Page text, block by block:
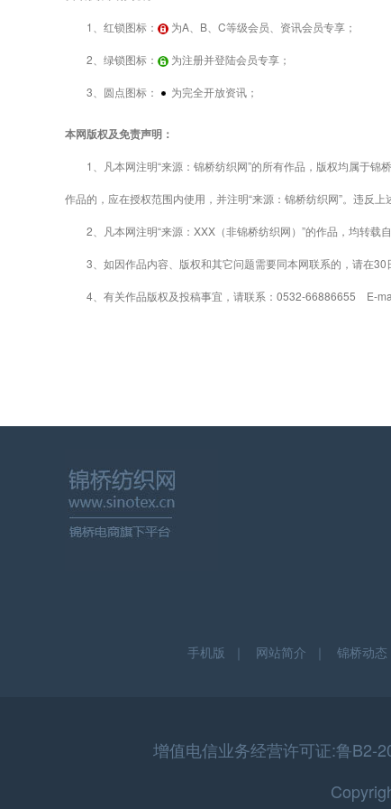
1、红锁图标： 为A、B、C等级会员、资讯会员专享；
2、绿锁图标： 为注册并登陆会员专享；
3、圆点图标： 为完全开放资讯；
本网版权及免责声明：
1、凡本网注明“来源：锦桥纺织网”的所有作品，版权均属于锦
作品的，应在授权范围内使用，并注明“来源：锦桥纺织网”。违反上
2、凡本网注明“来源：XXX（非锦桥纺织网）”的作品，均转载
3、如因作品内容、版权和其它问题需要同本网联系的，请在30
4、有关作品版权及投稿事宜，请联系：0532-66886655 E-
手机版 ｜ 网站简介 ｜ 锦桥动态
增值电信业务经营许可证:鲁